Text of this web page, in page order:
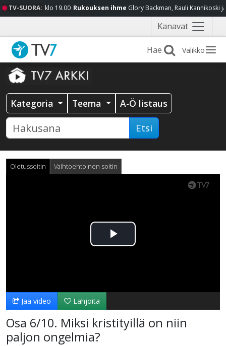
TV-SUORA: klo 19.00 Rukouksen ihme Glory Backman, Rauli Kannikoski
Kanavat Näytä
valikko
Valikko
Kategoria Teema A-Ö listaus
Etsi
Oletussoitin Vaihtoehtoinen soitin
Toista
Jaa video Lahjoita
Osa 6/10. Miksi kristityillä on niin
paljon ongelmia?